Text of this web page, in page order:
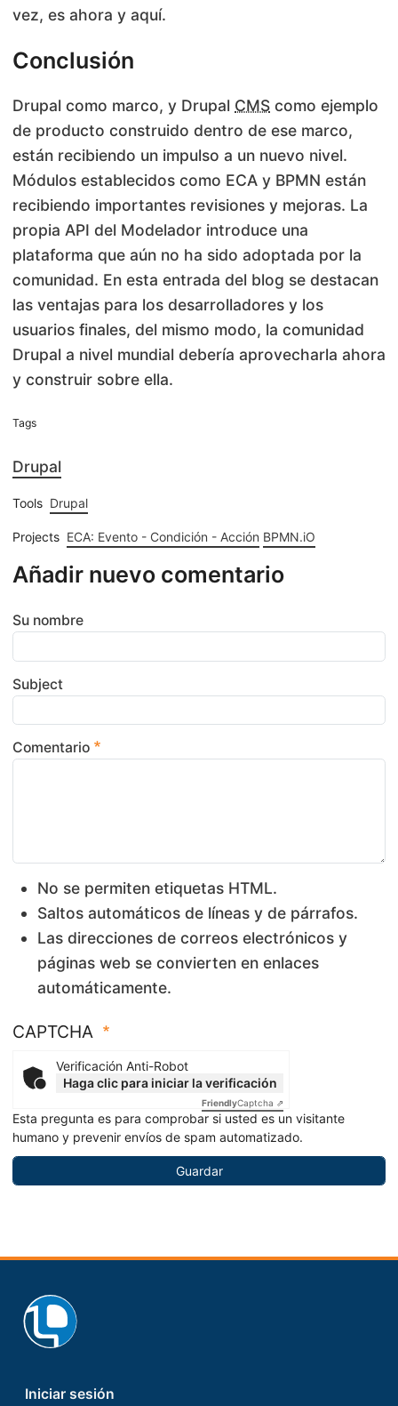
vez, es ahora y aquí.
Conclusión
Drupal como marco, y Drupal CMS como ejemplo
de producto construido dentro de ese marco,
están recibiendo un impulso a un nuevo nivel.
Módulos establecidos como ECA y BPMN están
recibiendo importantes revisiones y mejoras. La
propia API del Modelador introduce una
plataforma que aún no ha sido adoptada por la
comunidad. En esta entrada del blog se destacan
las ventajas para los desarrolladores y los
usuarios finales, del mismo modo, la comunidad
Drupal a nivel mundial debería aprovecharla ahora
y construir sobre ella.
Tags
Drupal
Tools Drupal
Projects ECA: Evento - Condición - Acción BPMN.iO
Añadir nuevo comentario
Su nombre
Subject
Comentario
No se permiten etiquetas HTML.
Saltos automáticos de líneas y de párrafos.
Las direcciones de correos electrónicos y
páginas web se convierten en enlaces
automáticamente.
CAPTCHA
Verificación Anti-Robot
Haga clic para iniciar la verificación
FriendlyCaptcha ⇗
Esta pregunta es para comprobar si usted es un visitante
humano y prevenir envíos de spam automatizado.
Footer
Iniciar sesión